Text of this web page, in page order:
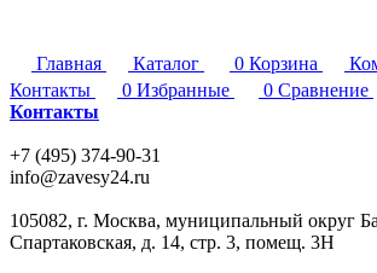
Главная Каталог 0 Корзина
Контакты
0 Избранные 0 Сравнение
Контакты
+7 (495) 374-90-31
info@zavesy24.ru
105082, г. Москва, муниципальный округ
Спартаковская, д. 14, стр. 3, помещ. 3Н